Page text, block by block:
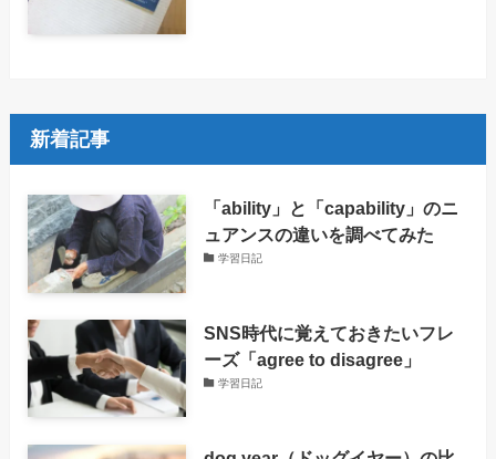
新着記事
「ability」と「capability」のニ
ュアンスの違いを調べてみた
学習日記
SNS時代に覚えておきたいフレ
ーズ「agree to disagree」
学習日記